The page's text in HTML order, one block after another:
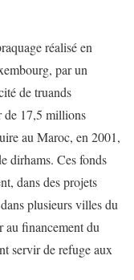
réalisé en
par un
de truands
de 17,5 millions
au Maroc, en 2001,
dirhams. Ces fonds
dans des projets
plusieurs villes du
au financement du
servir de refuge aux